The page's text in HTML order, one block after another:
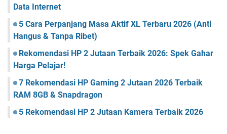
Data Internet
5 Cara Perpanjang Masa Aktif XL Terbaru 2026 (Anti
Hangus & Tanpa Ribet)
Rekomendasi HP 2 Jutaan Terbaik 2026: Spek Gahar
Harga Pelajar!
7 Rekomendasi HP Gaming 2 Jutaan 2026 Terbaik
RAM 8GB & Snapdragon
5 Rekomendasi HP 2 Jutaan Kamera Terbaik 2026